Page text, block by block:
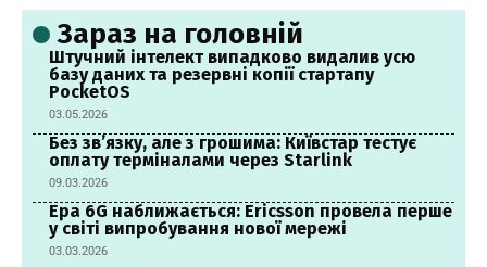
Зараз на головній
Штучний інтелект випадково видалив усю
базу даних та резервні копії стартапу
PocketOS
03.05.2026
Без зв’язку, але з грошима: Київстар тестує
оплату терміналами через Starlink
09.03.2026
Ера 6G наближається: Ericsson провела перше
у світі випробування нової мережі
03.03.2026